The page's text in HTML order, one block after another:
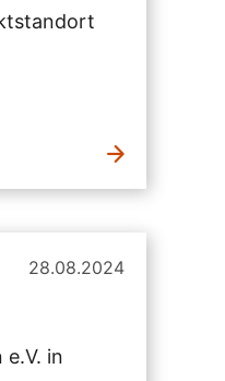
28.08.2024
in